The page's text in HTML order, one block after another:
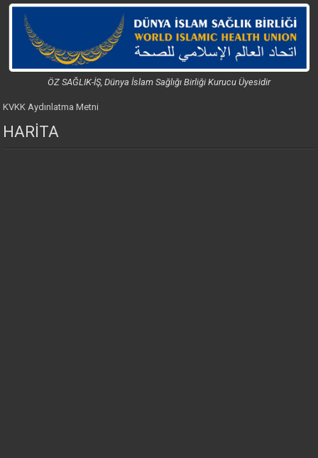
ÖZ SAĞLIK-İŞ, Dünya İslam Sağlığı Birliği Kurucu Üyesidir
KVKK Aydınlatma Metni
HARİTA